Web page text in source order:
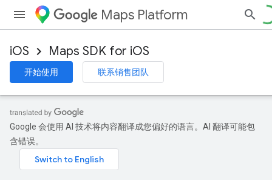
Maps Platform
iOS Maps SDK for iOS
开始使用 联系销售团队
Google 会使用 AI 技术将内容翻译成您偏好的语言。AI 翻译可能包
含错误。